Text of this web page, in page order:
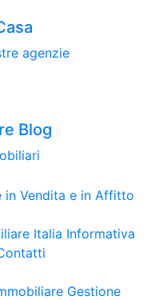
agenzie
Blog
Italia Informativa
Gestione